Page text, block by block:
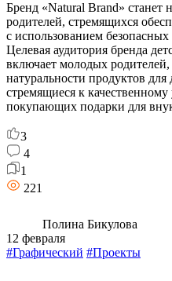
Бренд «Natural Brand» станет
родителей, стремящихся
с использованием
Целевая аудитория бренда
включает молодых родителей,
натуральности продуктов для
стремящиеся к
покупающих подарки для
3
4
1
221
Полина Бикулова
12 февраля
#Графический #Проекты